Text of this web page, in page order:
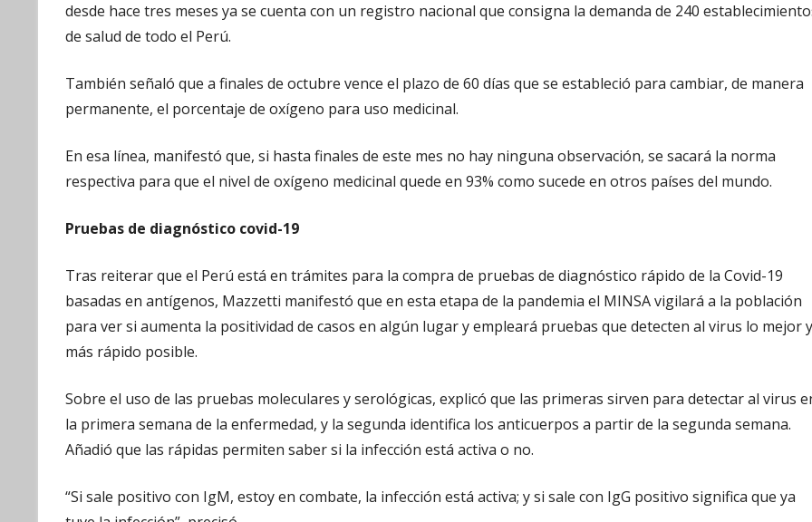
desde hace tres meses ya se cuenta con un registro nacional que consigna la demanda de 240
de salud de todo el Perú.
También señaló que a finales de octubre vence el plazo de 60 días que se estableció para cambiar, de manera
permanente, el porcentaje de oxígeno para uso medicinal.
En esa línea, manifestó que, si hasta finales de este mes no hay ninguna observación, se sacará la norma
respectiva para que el nivel de oxígeno medicinal quede en 93% como sucede en otros países del mundo.
Pruebas de diagnóstico covid-19
Tras reiterar que el Perú está en trámites para la compra de pruebas de diagnóstico rápido de la Covid-19
basadas en antígenos, Mazzetti manifestó que en esta etapa de la pandemia el MINSA vigilará a la población
para ver si aumenta la positividad de casos en algún lugar y empleará pruebas que detecten al virus lo mejor y
más rápido posible.
Sobre el uso de las pruebas moleculares y serológicas, explicó que las primeras sirven para detectar al virus
la primera semana de la enfermedad, y la segunda identifica los anticuerpos a partir de la segunda semana.
Añadió que las rápidas permiten saber si la infección está activa o no.
“Si sale positivo con IgM, estoy en combate, la infección está activa; y si sale con IgG positivo significa que ya